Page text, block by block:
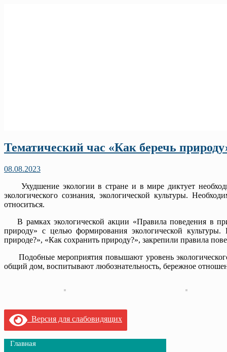
Тематический час «Как беречь
08.08.2023
Ухудшение экологии в стране и в мире диктует
экологического сознания, экологической культуры.
относиться.
В рамках экологической акции «Правила поведения в
природу» с целью формирования экологической
природе?», «Как сохранить природу?», закрепили правила
Подобные мероприятия повышают уровень
общий дом, воспитывают любознательность, бережное
Версия для слабовидящих
Главная